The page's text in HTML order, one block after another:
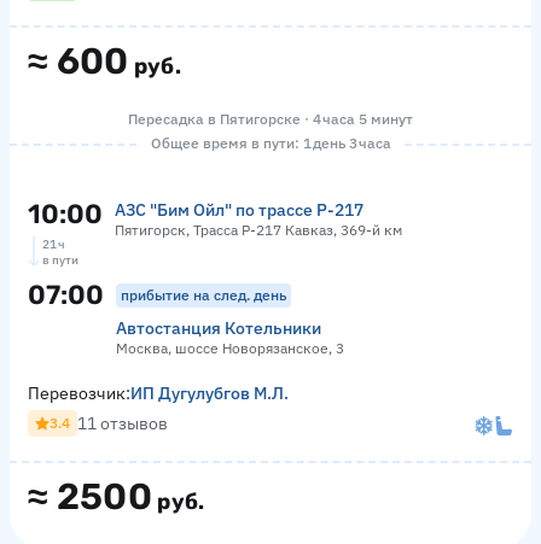
≈ 600 руб.
Пересадка в Пятигорске · 4 часа 5 минут
Общее время в пути: 1 день 3 часа
10:00 АЗС "Бим Ойл" по трассе Р-217
Пятигорск, Трасса Р-217 Кавказ, 369-й км
21 ч
в пути
07:00 прибытие на след. день
Автостанция Котельники
Москва, шоссе Новорязанское, 3
≈ 2500 руб.
Перевозчик:ИП Дугулубгов М.Л.
3.4 11 отзывов